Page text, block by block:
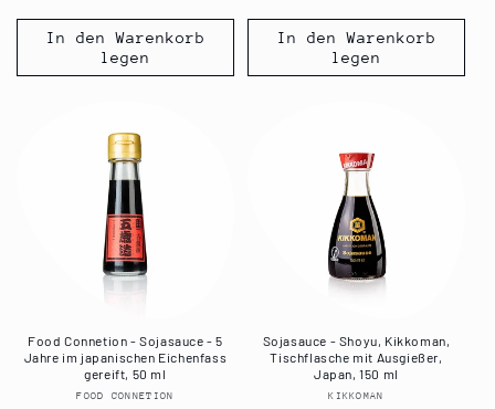
In den Warenkorb
legen
In den Warenkorb
legen
Food Connetion - Sojasauce - 5
Jahre im japanischen Eichenfass
gereift, 50 ml
Anbieter:
FOOD CONNETION
Sojasauce - Shoyu, Kikkoman,
Tischflasche mit Ausgießer,
Japan, 150 ml
Anbieter:
KIKKOMAN